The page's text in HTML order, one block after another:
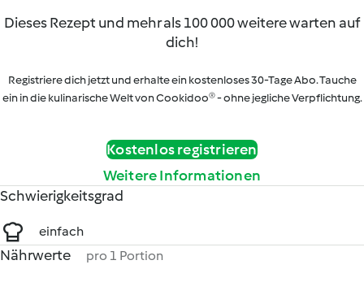
Dieses Rezept und mehr als 100 000 weitere warten auf
dich!
Registriere dich jetzt und erhalte ein kostenloses 30-Tage Abo. Tauche
ein in die kulinarische Welt von Cookidoo® - ohne jegliche Verpflichtung.
Kostenlos registrieren
Weitere Informationen
Schwierigkeitsgrad
einfach
Nährwerte pro 1 Portion